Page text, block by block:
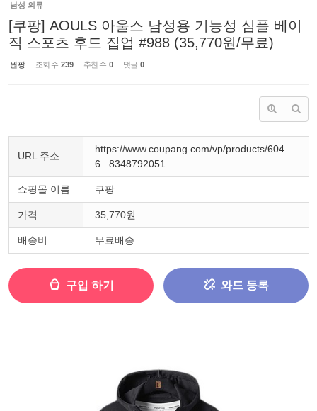
남성 의류
[쿠팡] AOULS 아울스 남성용 기능성 심플 베이
직 스포츠 후드 집업 #988 (35,770원/무료)
원팡 조회 수 239 추천 수 0 댓글 0
URL 주소
https://www.coupang.com/vp/products/604
6...8348792051
쇼핑몰 이름 쿠팡
가격 35,770원
배송비 무료배송
구입 하기 와드 등록